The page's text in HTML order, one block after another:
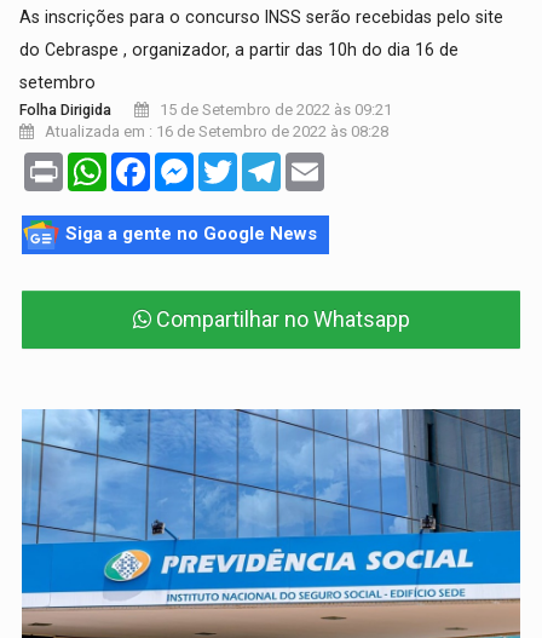
As inscrições para o concurso INSS serão recebidas pelo site
do Cebraspe , organizador, a partir das 10h do dia 16 de
setembro
Folha Dirigida
15 de Setembro de 2022 às 09:21
Atualizada em : 16 de Setembro de 2022 às 08:28
Print WhatsAppFacebookMessenger
TwitterTelegram
Siga a gente no Google News
Compartilhar no Whatsapp